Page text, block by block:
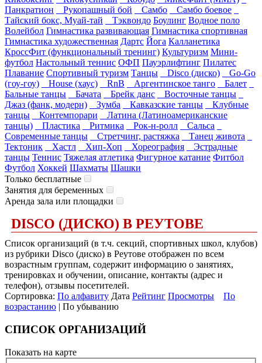
Панкратион
Рукопашный бой Самбо
Самбо боевое
Тайский бокс, Муай-тай
Тэквондо Боулинг Водное поло
Волейбол Гимнастика развивающая Гимнастика спортивная
Гимнастика художественная Дартс Йога Калланетика
КроссФит (функциональный тренинг) Культуризм Мини-
футбол Настольный теннис ОФП Пауэрлифтинг Пилатес
Плавание Спортивный туризм Танцы Disco (диско)
Go-Go
(гоу-гоу)
House (хаус) RnB Аргентинское танго
Балет
Бальные танцы
Бачата Брейк данс
Восточные танцы
Джаз (фанк, модерн)
Зумба Кавказские танцы
Клубные
танцы
Контемпорари
Латина (Латиноамериканские
танцы)
Пластика Ритмика Рок-н-ролл
Сальса
Современные танцы
Стретчинг, растяжка
Танец живота
Тектоник
Хастл Хип-Хоп Хореография
Эстрадные
танцы Теннис Тяжелая атлетика Фигурное катание Фитбол
Футбол Хоккей Шахматы Шашки
Только бесплатные
Занятия для беременных
Аренда зала или площадки
DISCO (ДИСКО) В РЕУТОВЕ
Список организаций (в т.ч. секций, спортивных школ, клубов)
из рубрики Disco (диско) в Реутове отображен по всем
возрастным группам, содержит информацию о занятиях,
тренировках и обучении, описание, контакты (адрес и
телефон), отзывы посетителей.
Сортировка: По алфавиту Дата Рейтинг Просмотры
По
возрастанию | По убыванию
СПИСОК ОРГАНИЗАЦИЙ
Показать на карте